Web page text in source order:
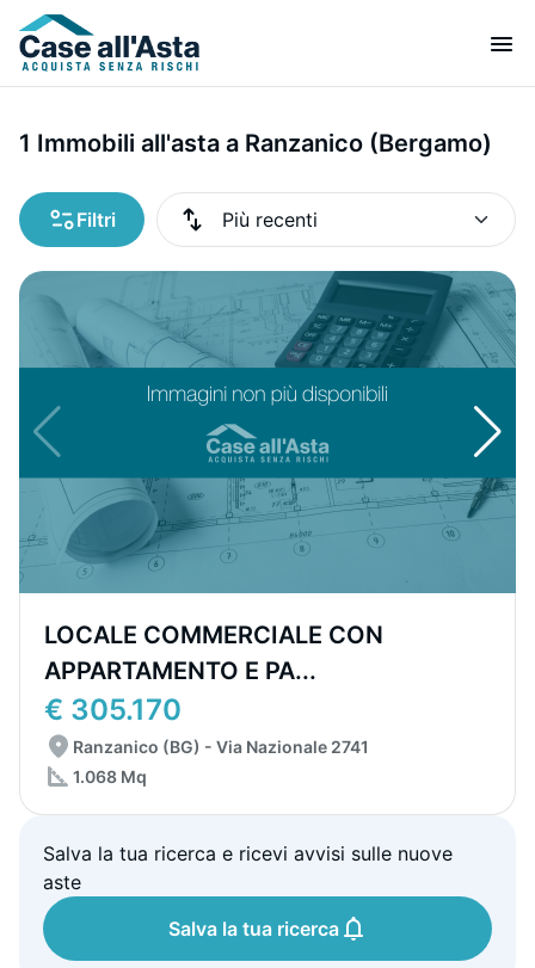
1 Immobili all'asta a Ranzanico (Bergamo)
Filtri
LOCALE COMMERCIALE CON
APPARTAMENTO E PA...
€ 305.170
Ranzanico (BG) - Via Nazionale 2741
1.068 Mq
Salva la tua ricerca e ricevi avvisi sulle nuove
aste
Salva la tua ricerca